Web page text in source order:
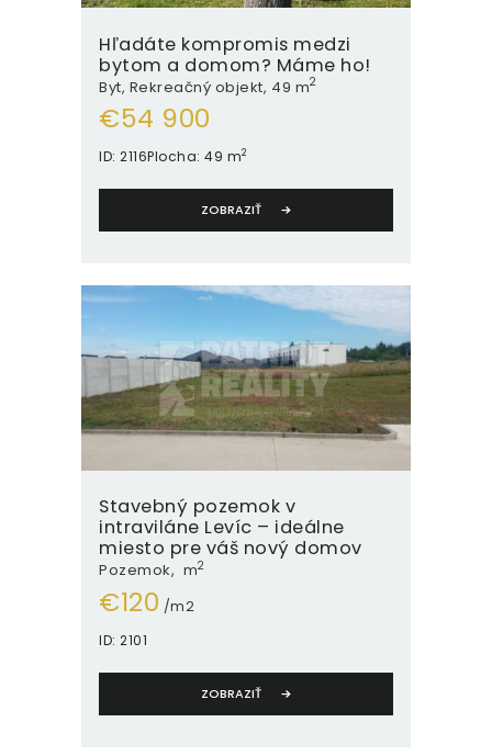
Hľadáte kompromis medzi
bytom a domom? Máme ho!
Byt, Rekreačný objekt 49 m2
€54 900
ID: 2116Plocha: 49 m2
ZOBRAZIŤ
Stavebný pozemok v
intraviláne Levíc – ideálne
miesto pre váš nový domov
Pozemok m2
€120 /m2
ID: 2101
ZOBRAZIŤ